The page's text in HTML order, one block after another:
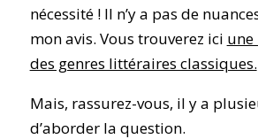
nécessité ! Il n’y a pas de
mon avis. Vous trouverez ici
des genres littéraires classiques.
Mais, rassurez-vous, il y a
d’aborder la question.